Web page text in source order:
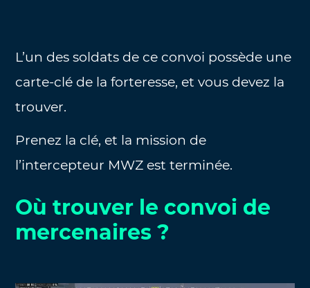
L’un des soldats de ce convoi possède une
carte-clé de la forteresse, et vous devez la
trouver.
Prenez la clé, et la mission de
l’intercepteur MWZ est terminée.
Où trouver le convoi de
mercenaires ?